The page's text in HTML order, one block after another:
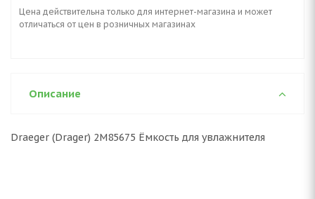
Цена действительна только для интернет-магазина и может
отличаться от цен в розничных магазинах
Описание
Draeger (Drager) 2M85675 Ёмкость для увлажнителя